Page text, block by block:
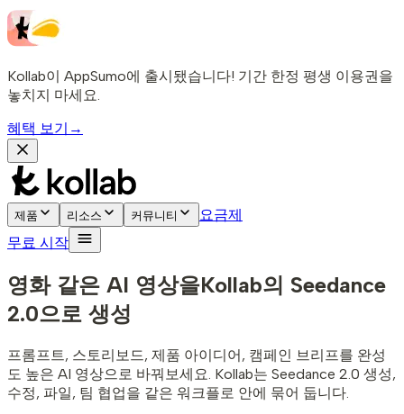
Kollab이 AppSumo에 출시됐습니다! 기간 한정 평생 이용권을
놓치지 마세요.
혜택 보기 →
제품 리소스 커뮤니티
요금제
무료 시작
영화 같은 AI 영상을Kollab의 Seedance
2.0으로 생성
프롬프트, 스토리보드, 제품 아이디어, 캠페인 브리프를 완성
도 높은 AI 영상으로 바꿔보세요. Kollab는 Seedance 2.0 생성,
수정, 파일, 팀 협업을 같은 워크플로 안에 묶어 둡니다.